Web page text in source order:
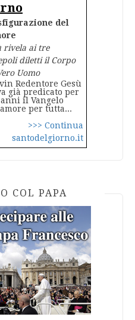
del
rivela ai tre
diletti il Corpo
Uomo
Redentore Gesù
già predicato per
il Vangelo
per tutta...
>>> Continua
santodelgiorno.it
COL PAPA